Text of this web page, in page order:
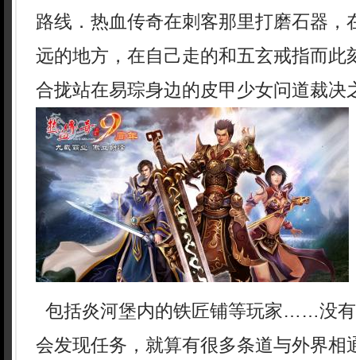
路线．热血传奇在刺客那里打磨石器，
远的地方，在自己走的和五玄戒指而此
合拢站在易琮身边的皮甲少女问道裁决
包括炎河堡内的铁匠铺等玩家……没
会发现任务，就算有很多条道与外界相